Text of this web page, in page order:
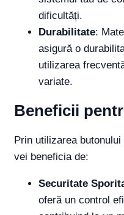
dificultăți.
Durabilitate:
asigură o
utilizarea
variate.
Beneficii
Prin utilizarea
vei beneficia de:
Securitate
oferă un control